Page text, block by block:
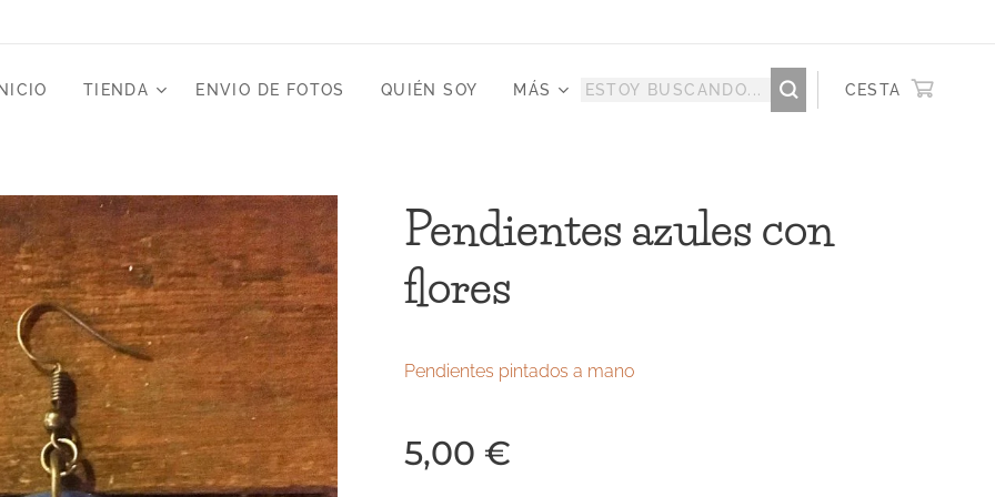
TIENDA ENVIO DE FOTOS QUIÉN SOY MÁS CESTA
Pendientes azules con
flores
Pendientes pintados a mano
5,00 €